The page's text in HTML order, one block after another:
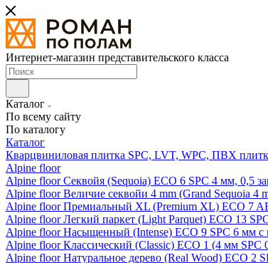
Интернет-магазин представительского класса
Каталог
По всему сайту
По каталогу
Каталог
Кварцвиниловая плитка SPC, LVT, WPC, ПВХ
Alpine floor
Alpine floor Секвойя (Sequoia) ECO 6 SPC 4 мм, 0,5
Alpine floor Величие секвойи 4 mm (Grand Sequoia 4
Alpine floor Премиальный XL (Premium XL) ECO 7
Alpine floor Легкий паркет (Light Parquet) ECO 13
Alpine floor Насыщенный (Intense) ECO 9 SPC 6 мм с
Alpine floor Классический (Classic) ECO 1 (4 мм SPC
Alpine floor Натуральное дерево (Real Wood) ECO 2